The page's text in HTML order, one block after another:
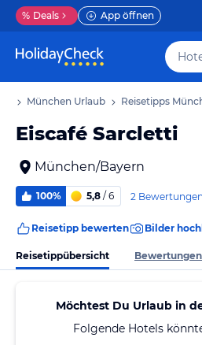
% Deals App öffnen
München Urlaub Reisetipps
Eiscafé Sarcletti
München/Bayern
100% 5,8 / 6 2 Bewertungen
Reisetipp bewerten Bilder
Reisetippübersicht Bewertungen
Möchtest Du Urlaub in
Folgende Hotels